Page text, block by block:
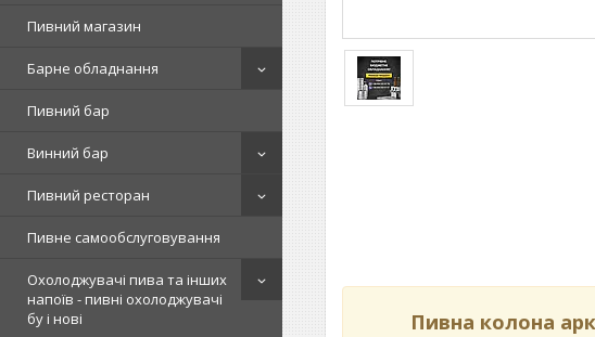
Пивний магазин
Барне обладнання
Пивний бар
Винний бар
Пивний ресторан
Пивне самообслуговування
Охолоджувачі пива та інших
напоїв - пивні охолоджувачі
бу і нові
Пивна колона